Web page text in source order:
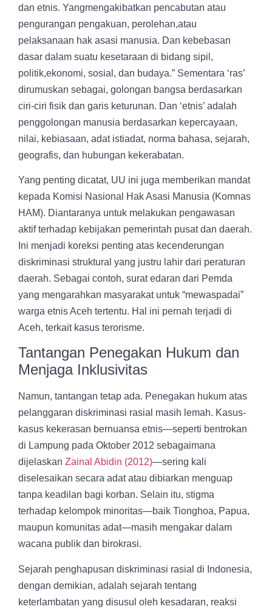
dan etnis. Yangmengakibatkan pencabutan atau
pengurangan pengakuan, perolehan,atau
pelaksanaan hak asasi manusia. Dan kebebasan
dasar dalam suatu kesetaraan di bidang sipil,
politik,ekonomi, sosial, dan budaya.” Sementara ‘ras’
dirumuskan sebagai, golongan bangsa berdasarkan
ciri-ciri fisik dan garis keturunan. Dan ‘etnis’ adalah
penggolongan manusia berdasarkan kepercayaan,
nilai, kebiasaan, adat istiadat, norma bahasa, sejarah,
geografis, dan hubungan kekerabatan.
Yang penting dicatat, UU ini juga memberikan mandat
kepada Komisi Nasional Hak Asasi Manusia (Komnas
HAM). Diantaranya untuk melakukan pengawasan
aktif terhadap kebijakan pemerintah pusat dan daerah.
Ini menjadi koreksi penting atas kecenderungan
diskriminasi struktural yang justru lahir dari peraturan
daerah. Sebagai contoh, surat edaran dari Pemda
yang mengarahkan masyarakat untuk “mewaspadai”
warga etnis Aceh tertentu. Hal ini pernah terjadi di
Aceh, terkait kasus terorisme.
Tantangan Penegakan Hukum dan
Menjaga Inklusivitas
Namun, tantangan tetap ada. Penegakan hukum atas
pelanggaran diskriminasi rasial masih lemah. Kasus-
kasus kekerasan bernuansa etnis—seperti bentrokan
di Lampung pada Oktober 2012 sebagaimana
dijelaskan Zainal Abidin (2012)—sering kali
diselesaikan secara adat atau dibiarkan menguap
tanpa keadilan bagi korban. Selain itu, stigma
terhadap kelompok minoritas—baik Tionghoa, Papua,
maupun komunitas adat—masih mengakar dalam
wacana publik dan birokrasi.
Sejarah penghapusan diskriminasi rasial di Indonesia,
dengan demikian, adalah sejarah tentang
keterlambatan yang disusul oleh kesadaran, reaksi